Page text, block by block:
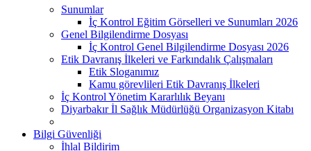
Sunumlar
İç Kontrol Eğitim Görselleri ve Sunumları 2026
Genel Bilgilendirme Dosyası
İç Kontrol Genel Bilgilendirme Dosyası 2026
Etik Davranış İlkeleri ve Farkındalık Çalışmaları
Etik Sloganımız
Kamu görevlileri Etik Davranış İlkeleri
İç Kontrol Yönetim Kararlılık Beyanı
Diyarbakır İl Sağlık Müdürlüğü Organizasyon Kitabı
Bilgi Güvenliği
İhlal Bildirim